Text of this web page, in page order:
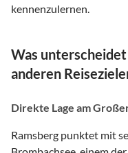
kennenzulernen.
Was
anderen
Direkte Lage am
Ramsberg punktet mit